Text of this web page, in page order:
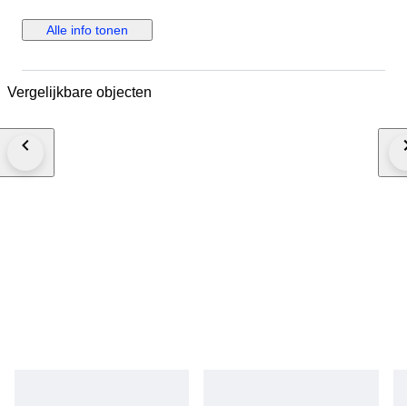
Alle info tonen
Vergelijkbare objecten